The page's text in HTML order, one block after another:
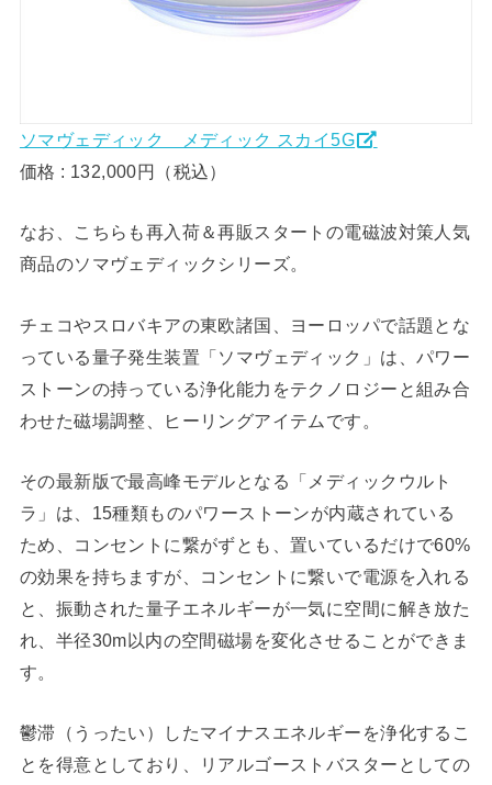
ソマヴェディック メディック スカイ5G
価格 : 132,000円（税込）
なお、こちらも再入荷＆再販スタートの電磁波対策人気
商品のソマヴェディックシリーズ。
チェコやスロバキアの東欧諸国、ヨーロッパで話題とな
っている量子発生装置「ソマヴェディック」は、パワー
ストーンの持っている浄化能力をテクノロジーと組み合
わせた磁場調整、ヒーリングアイテムです。
その最新版で最高峰モデルとなる「メディックウルト
ラ」は、15種類ものパワーストーンが内蔵されている
ため、コンセントに繋がずとも、置いているだけで60%
の効果を持ちますが、コンセントに繋いで電源を入れる
と、振動された量子エネルギーが一気に空間に解き放た
れ、半径30m以内の空間磁場を変化させることができま
す。
鬱滞（うったい）したマイナスエネルギーを浄化するこ
とを得意としており、リアルゴーストバスターとしての